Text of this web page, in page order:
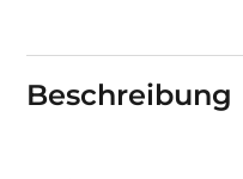
Beschreibung